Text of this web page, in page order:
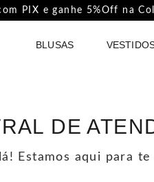
PIX e ganhe 5%Off na
BLUSAS
DE
Estamos aqui para te